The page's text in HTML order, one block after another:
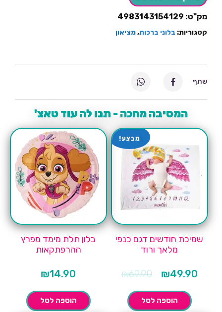
מק"ט: 4983143154129
קטגוריות: בלוני ברכות,מציאון
המסיבה מחכה - תנו לה עוד טאצ'
מבצע!
שמיכת חודשים דגם כנפי
מלאך ורוד
₪69.90
המחיר
המקורי
₪49.90המחיר
הוספה לסל
בלון תלת מימד מפרץ
ההרפתקאות
₪14.90
הוספה לסל
שתף